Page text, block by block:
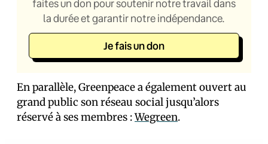
faites un don pour soutenir notre travail dans
la durée et garantir notre indépendance.
Je fais un don
En parallèle, Greenpeace a également ouvert au
grand public son réseau social jusqu’alors
réservé à ses membres :Wegreen.